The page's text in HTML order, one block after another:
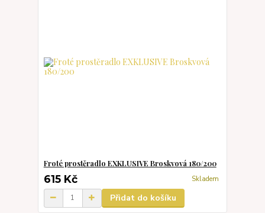
Froté prostěradlo EXKLUSIVE Broskvová 180/200
615 Kč Skladem
Přidat do košíku